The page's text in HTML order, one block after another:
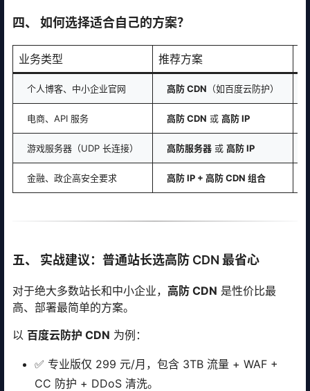
四、 如何选择适合自己的方案？
业务类型 推荐方案
个人博客、中小企业官网 高防 CDN （如百度云防护）
电商、API 服务 高防 CDN 或 高防 IP
游戏服务器（UDP 长连接） 高防服务器 或 高防 IP
金融、政企高安全要求 高防 IP + 高防 CDN 组合
五、 实战建议：普通站长选高防 CDN 最省心
对于绝大多数站长和中小企业， 高防 CDN 是性价比最
高、部署最简单的方案。
以 百度云防护 CDN 为例：
✅ 专业版仅 299 元/月，包含 3TB 流量 + WAF +
CC 防护 + DDoS 清洗。